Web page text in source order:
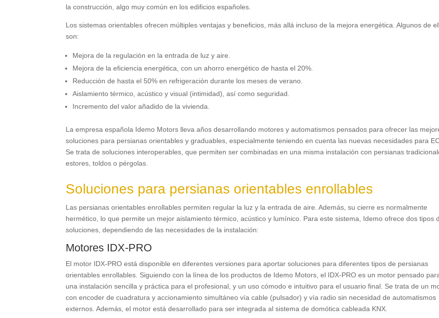
la construcción, algo muy común en los edificios españoles.
Los sistemas orientables ofrecen múltiples ventajas y beneficios, más allá incluso de la mejora energética. Algunos de
son:
Mejora de la regulación en la entrada de luz y aire.
Mejora de la eficiencia energética, con un ahorro energético de hasta el 20%.
Reducción de hasta el 50% en refrigeración durante los meses de verano.
Aislamiento térmico, acústico y visual (intimidad), así como seguridad.
Incremento del valor añadido de la vivienda.
La empresa española Idemo Motors lleva años desarrollando motores y automatismos pensados para ofrecer las
soluciones para persianas orientables y graduables, especialmente teniendo en cuenta las nuevas necesidades para
Se trata de soluciones interoperables, que permiten ser combinadas en una misma instalación con persianas
estores, toldos o pérgolas.
Soluciones para persianas orientables enrollables
Las persianas orientables enrollables permiten regular la luz y la entrada de aire. Además, su cierre es normalmente
hermético, lo que permite un mejor aislamiento térmico, acústico y lumínico. Para este sistema, Idemo ofrece dos tipos
soluciones, dependiendo de las necesidades de la instalación:
Motores IDX-PRO
El motor IDX-PRO está disponible en diferentes versiones para aportar soluciones para diferentes tipos de persianas
orientables enrollables. Siguiendo con la línea de los productos de Idemo Motors, el IDX-PRO es un motor pensado
una instalación sencilla y práctica para el profesional, y un uso cómodo e intuitivo para el usuario final. Se trata de un
con encoder de cuadratura y accionamiento simultáneo vía cable (pulsador) y vía radio sin necesidad de automatismos
externos. Además, el motor está desarrollado para ser integrada al sistema de domótica cableada KNX.